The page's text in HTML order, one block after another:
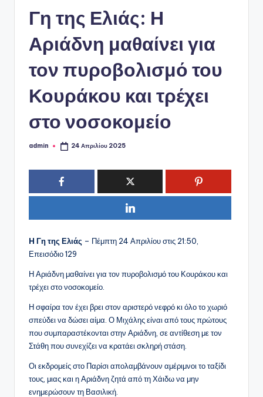
Γη της Ελιάς: Η
Αριάδνη μαθαίνει για
τον πυροβολισμό του
Κουράκου και τρέχει
στο νοσοκομείο
Συγγραφέας:
admin 24 Απριλίου 2025
H Γη της Ελιάς – Πέμπτη 24 Απριλίου στις 21:50,
Επεισόδιο 129
Η Αριάδνη μαθαίνει για τον πυροβολισμό του Κουράκου και
τρέχει στο νοσοκομείο.
Η σφαίρα τον έχει βρει στον αριστερό νεφρό κι όλο το χωριό
σπεύδει να δώσει αίμα. Ο Μιχάλης είναι από τους πρώτους
που συμπαραστέκονται στην Αριάδνη, σε αντίθεση με τον
Στάθη που συνεχίζει να κρατάει σκληρή στάση.
Οι εκδρομείς στο Παρίσι απολαμβάνουν αμέριμνοι το ταξίδι
τους, μιας και η Αριάδνη ζητά από τη Χάιδω να μην
ενημερώσουν τη Βασιλική.